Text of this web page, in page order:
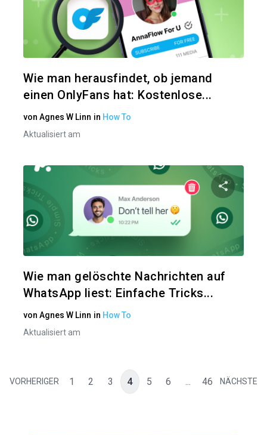
Diesen
Wie man herausfindet, ob jemand
einen OnlyFans hat: Kostenlose...
von Agnes W Linn in How To
Aktualisiert am
Diesen
Wie man gelöschte Nachrichten auf
WhatsApp liest: Einfache Tricks...
von Agnes W Linn in How To
Aktualisiert am
VORHERIGER 1 2 3 4 5 6 ... 46 NÄCHSTE